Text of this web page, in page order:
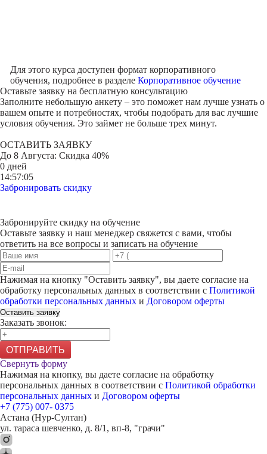
Для этого курса доступен формат корпоративного
обучения, подробнее в разделе Корпоративное обучение
Оставьте заявку на бесплатную консультацию
Заполните небольшую анкету – это поможет нам лучше узнать о
вашем опыте и потребностях, чтобы подобрать для вас лучшие
условия обучения. Это займет не больше трех минут.
ОСТАВИТЬ ЗАЯВКУ
До 8 Августа: Скидка 40%
0 дней
14:57:05
Забронировать скидку
Забронируйте скидку на обучение
Оставьте заявку и наш менеджер свяжется с вами, чтобы
ответить на все вопросы и записать на обучение
Нажимая на кнопку "Оставить заявку", вы даете согласие на
обработку персональных данных в соответствии с Политикой
обработки персональных данных и Договором оферты
Оставить заявку
Заказать звонок:
ОТПРАВИТЬ
Свернуть форму
Нажимая на кнопку, вы даете согласие на обработку
персональных данных в соответствии с Политикой обработки
персональных данных и Договором оферты
+7 (775) 007- 0375
Астана (Нур-Султан)
ул. тараса шевченко, д. 8/1, вп-8, "грачи"